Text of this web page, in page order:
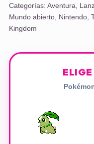
Categorías: Aventura
Mundo abierto, Nintendo,
Kingdom